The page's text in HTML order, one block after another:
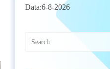
Data:6-8-2026